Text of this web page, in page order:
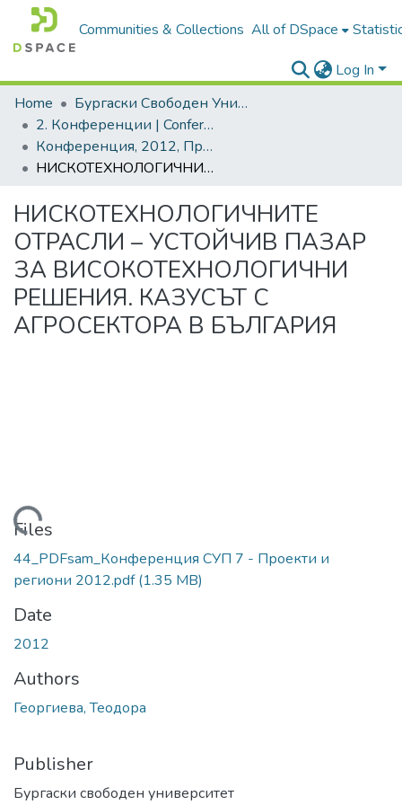
Communities & Collections All of DSpace
Log In
Home
Бургаски Свободен Университет | Burgas Free University
2. Конференции | Conferences
Конференция, 2012, Проекти и региони
НИСКОТЕХНОЛОГИЧНИТЕ ОТРАСЛИ – УСТОЙЧИВ ПАЗАР ЗА ВИСОКОТЕХНОЛОГИЧНИ РЕШЕНИЯ. КАЗУСЪТ С АГРОСЕКТОРА В БЪЛГАРИЯ
НИСКОТЕХНОЛОГИЧНИТЕ
ОТРАСЛИ – УСТОЙЧИВ ПАЗАР
ЗА ВИСОКОТЕХНОЛОГИЧНИ
РЕШЕНИЯ. КАЗУСЪТ С
АГРОСЕКТОРА В БЪЛГАРИЯ
Loading...
Files
44_PDFsam_Конференция СУП 7 - Проекти и
региони 2012.pdf(1.35 MB)
Date
2012
Authors
Георгиева, Теодора
Publisher
Бургаски свободен университет